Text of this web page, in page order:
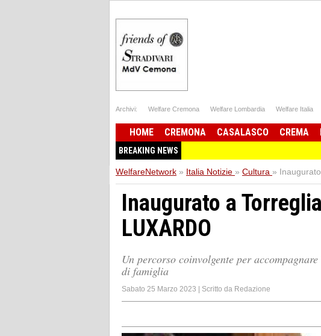
Archivi: Welfare Cremona Welfare Lombardia Welfare Italia
HOME CREMONA CASALASCO CREMA
BREAKING NEWS
WelfareNetwork » Italia Notizie » Cultura »
Inaugurato a
LUXARDO
Un percorso coinvolgente per
di famiglia
Sabato 25 Marzo 2023 | Scritto da Redazione